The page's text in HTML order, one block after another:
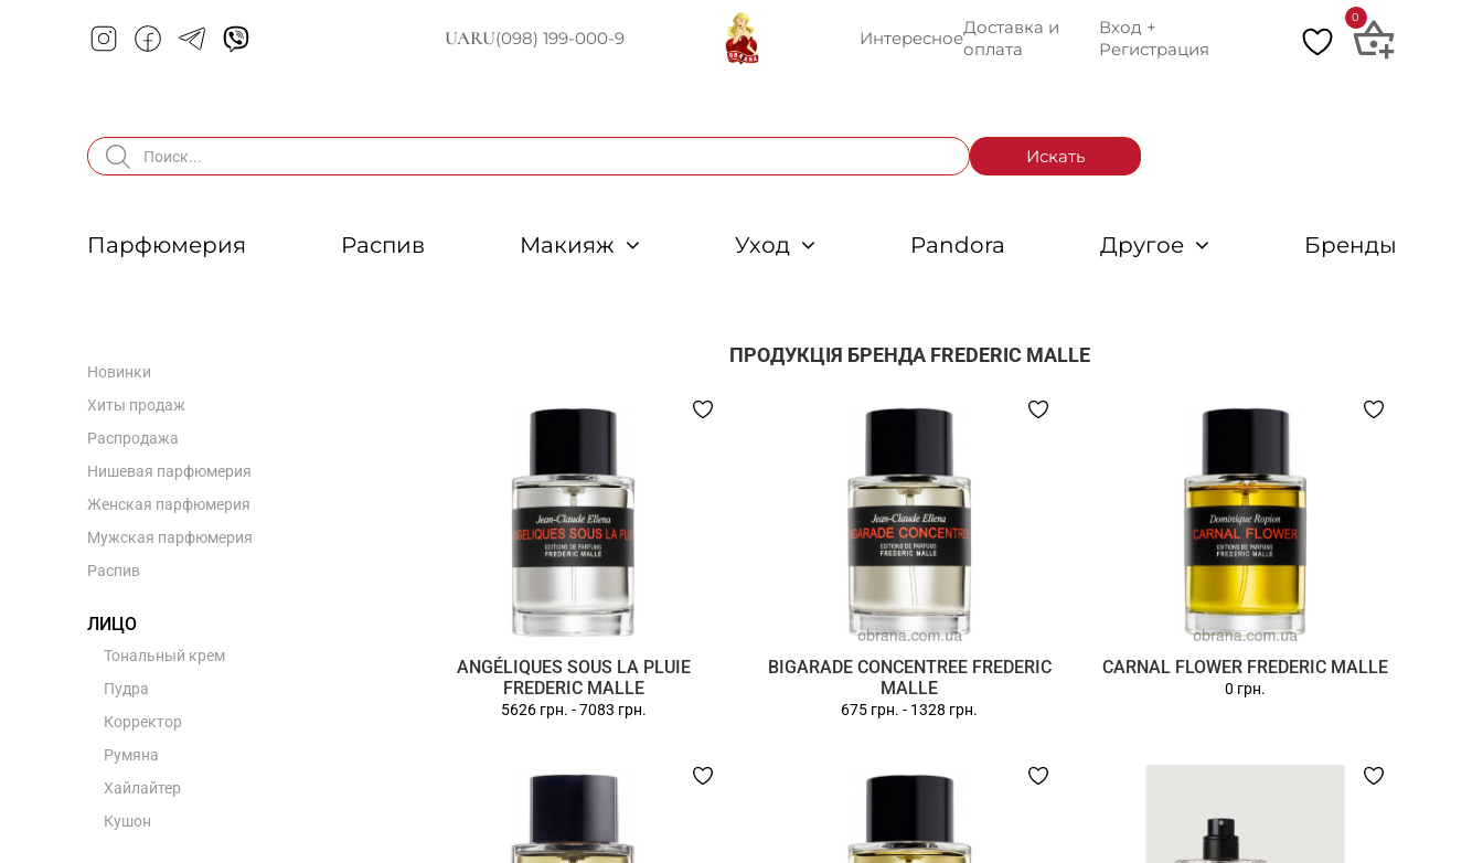
UARU(098) 199-000-9 Интересное
Доставка и
оплата
Вход +
Регистрация
0
Искать
Парфюмерия Распив Макияж Уход Pandora Другое Бренды
Новинки
Хиты продаж
Распродажа
Нишевая парфюмерия
Женская парфюмерия
Мужская парфюмерия
Распив
ЛИЦО
Тональный крем
Пудра
Корректор
Румяна
Хайлайтер
Кушон
ПРОДУКЦІЯ БРЕНДА FREDERIC MALLE
ANGÉLIQUES SOUS LA PLUIE
FREDERIC MALLE
5626 грн. -7083 грн.
BIGARADE CONCENTREE FREDERIC
MALLE
675 грн. - 1328 грн.
CARNAL FLOWER FREDERIC MALLE
0 грн.